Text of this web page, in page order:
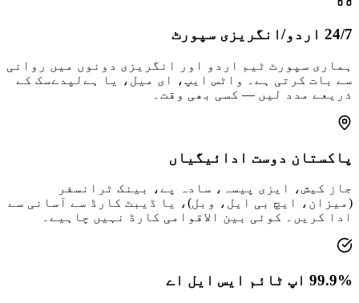
24/7 اردو/انگریزی سپورٹ
ہماری سپورٹ ٹیم اردو اور انگریزی دونوں میں روانی
سے بات کرتی ہے۔ واٹس ایپ، ای میل، یا ہےلپدےسک کے
ذریعے مدد لیں — کسی بھی وقت۔
پاکستان دوست ادائیگیاں
جاز کیش، ایزی پیسہ، سادہ پے، بینک ٹرانسفر
(میزان، ایچ بی ایل، وبل)، یا ڈیبٹ کارڈ سے آسانی سے
ادا کریں۔ کوئی بین الاقوامی کارڈ نہیں چاہیے۔
99.9% اپ ٹائم ایس ایل اے